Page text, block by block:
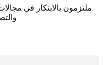
​ملتزمون بالابتكار في